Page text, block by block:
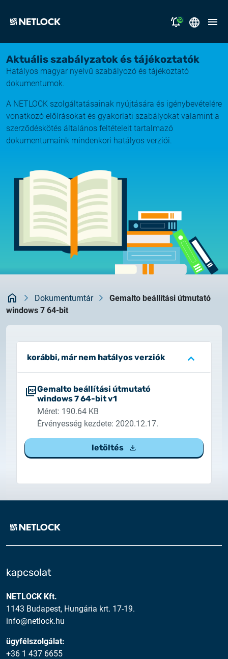
megoldásaink
támogatás
miért a NETLOCK?
NL Campus
bejelentkezés
dokumentumtár
12
Nyitvatartási tájékoztató
2026.07.17.
Tájékoztatás átmeneti e-mail kézbesítési
fennakadásról
2026.07.14.
2026.06.22.
Rendszerfrissítés
2026.06.04.
Rendszerfrissítés
2026.05.27.
Rendszerfrissítés
érvényességi idejének változása
2026.03.20.
Tájékoztatás algoritmusváltásról
2026.03.06.
Ügyfélkommunikáció
Magyar
Aktuális szabályzatok és tájékoztatók
Hatályos magyar nyelvű szabályozó és tájékoztató
dokumentumok.
A NETLOCK szolgáltatásainak nyújtására és igénybevételére
vonatkozó előírásokat és gyakorlati szabályokat valamint a
szerződéskötés általános feltételeit tartalmazó
dokumentumaink mindenkori hatályos verziói.
KezdőlapDokumentumtár
Gemalto beállítási útmutató
windows 7 64-bit
korábbi, már nem hatályos verziók
Gemalto beállítási útmutató
windows 7 64-bit v1
Méret: 190.64 KB
Érvényesség kezdete: 2020.12.17.
letöltés
kapcsolat
NETLOCK Kft.
1143 Budapest, Hungária krt. 17-19.
info@netlock.hu
ügyfélszolgálat:
+36 1 437 6655